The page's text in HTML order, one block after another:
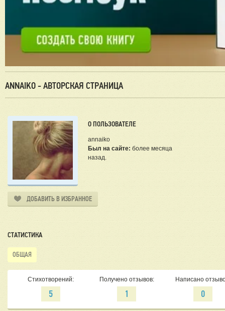
ANNAIKO - АВТОРСКАЯ СТРАНИЦА
О ПОЛЬЗОВАТЕЛЕ
annaiko
Был на сайте: более месяца
назад.
ДОБАВИТЬ В ИЗБРАННОЕ
СТАТИСТИКА
ОБЩАЯ
Стихотворений:
5
Получено отзывов:
1
Написано
0